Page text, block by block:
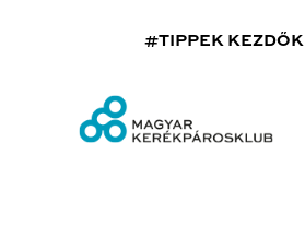
#TIPPEK